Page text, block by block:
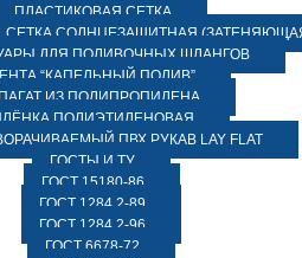
ПЛАСТИКОВАЯ СЕТКА
СЕТКА СОЛНЦЕЗАЩИТНАЯ
ДЛЯ ПОЛИВОЧНЫХ ШЛАНГОВ
“КАПЕЛЬНЫЙ ПОЛИВ”
ИЗ ПОЛИПРОПИЛЕНА
ПОЛИЭТИЛЕНОВАЯ
ПВХ РУКАВ LAY FLAT
ГОСТЫ И ТУ
ГОСТ 15180-86
ГОСТ 1284.2-89
ГОСТ 1284.2-96
ГОСТ 6678-72